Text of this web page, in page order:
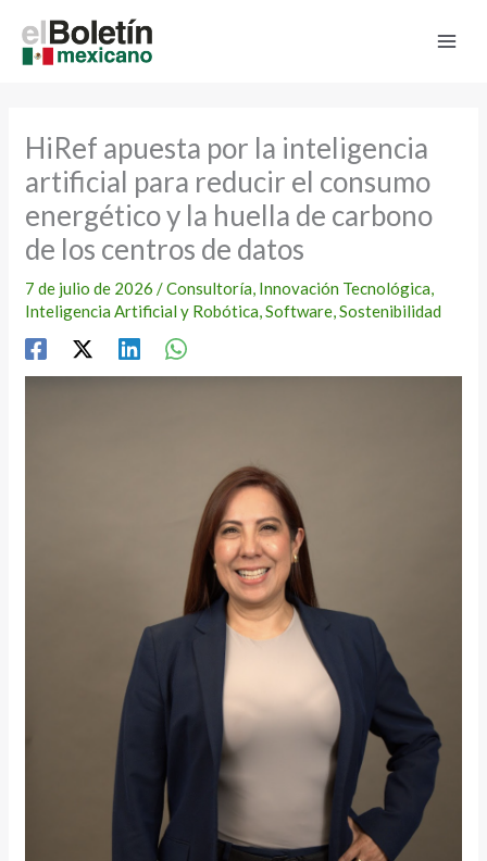
contenido
HiRef apuesta por la inteligencia
artificial para reducir el consumo
energético y la huella de carbono
de los centros de datos
7 de julio de 2026/Consultoría, Innovación Tecnológica,
Inteligencia Artificial y Robótica,Software,Sostenibilidad